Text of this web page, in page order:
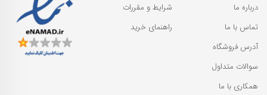
درباره ما
تماس با ما
آدرس فروشگاه
سوالات متداول
همکاری با ما
شرایط و مقررات
راهنمای خرید